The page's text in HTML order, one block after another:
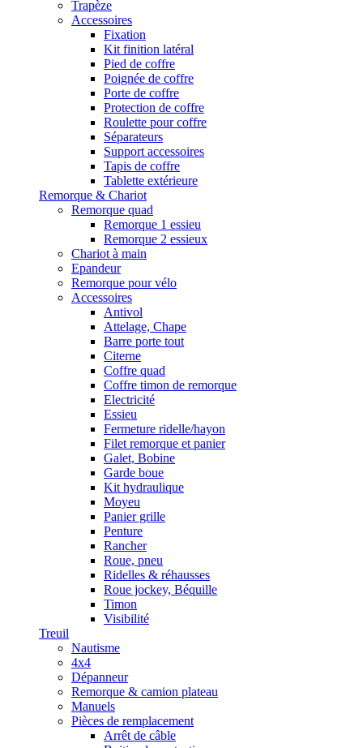
Trapèze
Accessoires
Fixation
Kit finition latéral
Pied de coffre
Poignée de coffre
Porte de coffre
Protection de coffre
Roulette pour coffre
Séparateurs
Support accessoires
Tapis de coffre
Tablette extérieure
Remorque & Chariot
Remorque quad
Remorque 1 essieu
Remorque 2 essieux
Chariot à main
Epandeur
Remorque pour vélo
Accessoires
Antivol
Attelage, Chape
Barre porte tout
Citerne
Coffre quad
Coffre timon de remorque
Electricité
Essieu
Fermeture ridelle/hayon
Filet remorque et panier
Galet, Bobine
Garde boue
Kit hydraulique
Moyeu
Panier grille
Penture
Rancher
Roue, pneu
Ridelles & réhausses
Roue jockey, Béquille
Timon
Visibilité
Treuil
Nautisme
4x4
Dépanneur
Remorque & camion plateau
Manuels
Pièces de remplacement
Arrêt de câble